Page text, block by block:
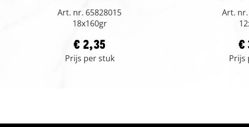
Art. nr. 65828015
18x160gr
€ 2,35
Prijs per stuk
Art.
€
Prijs